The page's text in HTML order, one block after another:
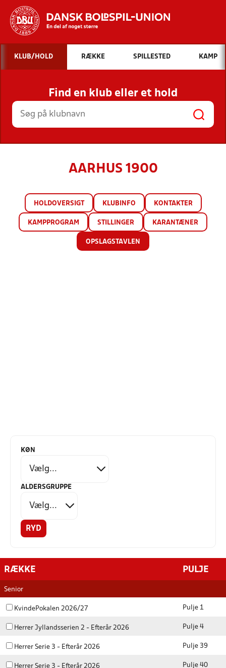
Hvad vil du søge efter?
INDHOLD OG NYHEDER
STILLINGER, RESULTATER, KLUBBER OG
HOLD
KLUB/HOLD RÆKKE SPILLESTED KAMP
Find en klub eller et hold
AARHUS 1900
HOLDOVERSIGT KLUBINFO KONTAKTER
KAMPPROGRAM STILLINGER KARANTÆNER
OPSLAGSTAVLEN
KØN
ALDERSGRUPPE
RYD
RÆKKE PULJE
Senior
KvindePokalen 2026/27 Pulje 1
Herrer Jyllandsserien 2 - Efterår 2026 Pulje 4
Herrer Serie 3 - Efterår 2026 Pulje 39
Herrer Serie 3 - Efterår 2026 Pulje 40